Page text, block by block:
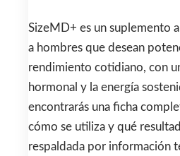
SizeMD+ es un suplemento
a hombres que desean
rendimiento cotidiano, con
hormonal y la energía
encontrarás una ficha
cómo se utiliza y qué
respaldada por información